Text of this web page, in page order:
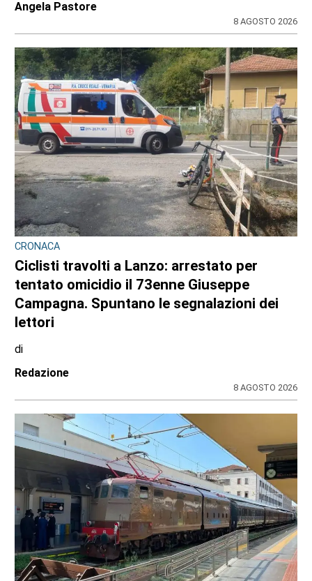
Angela Pastore
8 AGOSTO 2026
CRONACA
Ciclisti travolti a Lanzo: arrestato per
tentato omicidio il 73enne Giuseppe
Campagna. Spuntano le segnalazioni dei
lettori
di
Redazione
8 AGOSTO 2026